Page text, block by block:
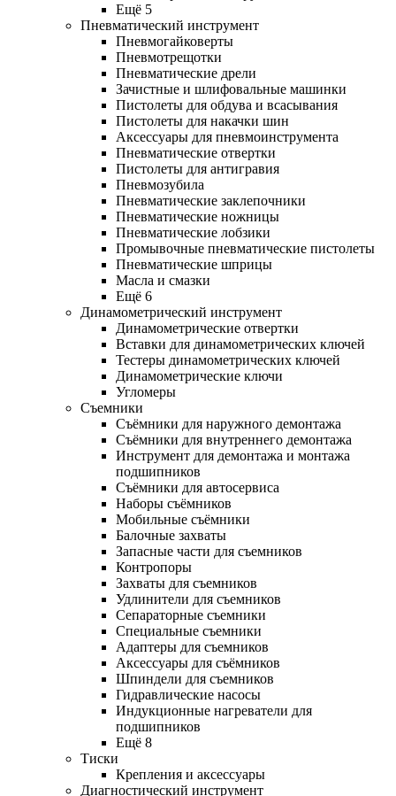
Ещё 5
Пневматический инструмент
Пневмогайковерты
Пневмотрещотки
Пневматические дрели
Зачистные и шлифовальные машинки
Пистолеты для обдува и всасывания
Пистолеты для накачки шин
Аксессуары для пневмоинструмента
Пневматические отвертки
Пистолеты для антигравия
Пневмозубила
Пневматические заклепочники
Пневматические ножницы
Пневматические лобзики
Промывочные пневматические пистолеты
Пневматические шприцы
Масла и смазки
Ещё 6
Динамометрический инструмент
Динамометрические отвертки
Вставки для динамометрических ключей
Тестеры динамометрических ключей
Динамометрические ключи
Угломеры
Съемники
Съёмники для наружного демонтажа
Съёмники для внутреннего демонтажа
Инструмент для демонтажа и монтажа
подшипников
Съёмники для автосервиса
Наборы съёмников
Мобильные съёмники
Балочные захваты
Запасные части для съемников
Контропоры
Захваты для съемников
Удлинители для съемников
Сепараторные съемники
Специальные съемники
Адаптеры для съемников
Аксессуары для съёмников
Шпиндели для съемников
Гидравлические насосы
Индукционные нагреватели для
подшипников
Ещё 8
Тиски
Крепления и аксессуары
Диагностический инструмент